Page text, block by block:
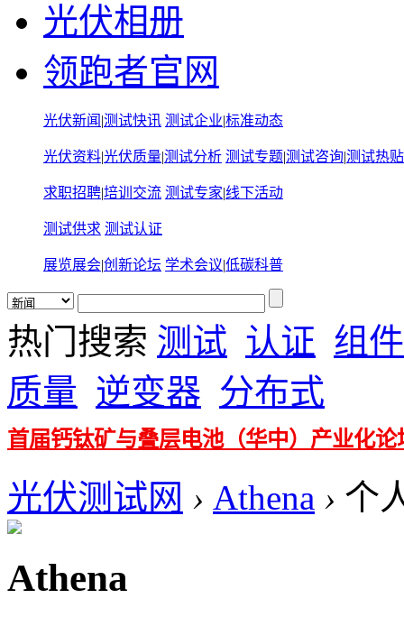
光伏相册
领跑者官网
光伏新闻 |测试快讯 测试企业|标准动态
光伏资料|光伏质量|测试分析 测试专题|测试咨询|测试热贴
求职招聘|培训交流 测试专家|线下活动
测试供求 测试认证
展览展会|创新论坛 学术会议|低碳科普
热门搜索 测试 认证 组件
质量 逆变器 分布式
首届钙钛矿与叠层电池（华中）产业化论
光伏测试网 › Athena › 个
Athena